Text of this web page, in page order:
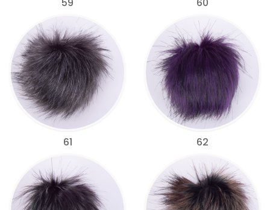
61 62